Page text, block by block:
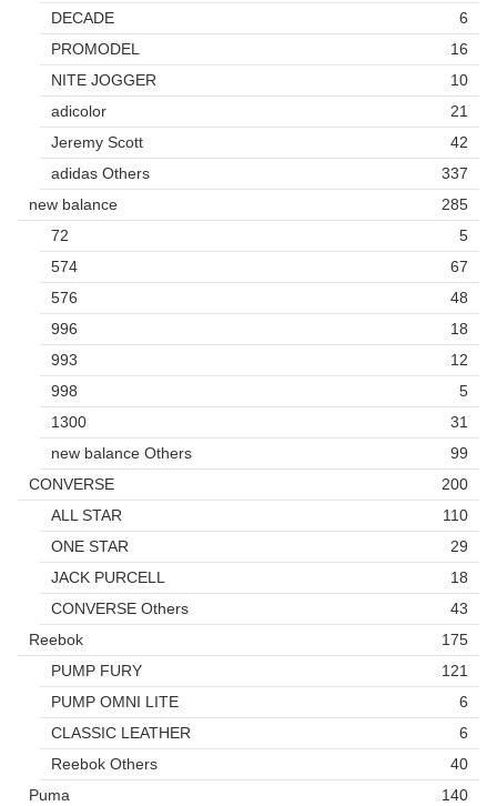
DECADE
6
PROMODEL
16
NITE JOGGER
10
adicolor
21
Jeremy Scott
42
adidas Others
337
new balance
285
72
5
574
67
576
48
996
18
993
12
998
5
1300
31
new balance Others
99
CONVERSE
200
ALL STAR
110
ONE STAR
29
JACK PURCELL
18
CONVERSE Others
43
Reebok
175
PUMP FURY
121
PUMP OMNI LITE
6
CLASSIC LEATHER
6
Reebok Others
40
Puma
140